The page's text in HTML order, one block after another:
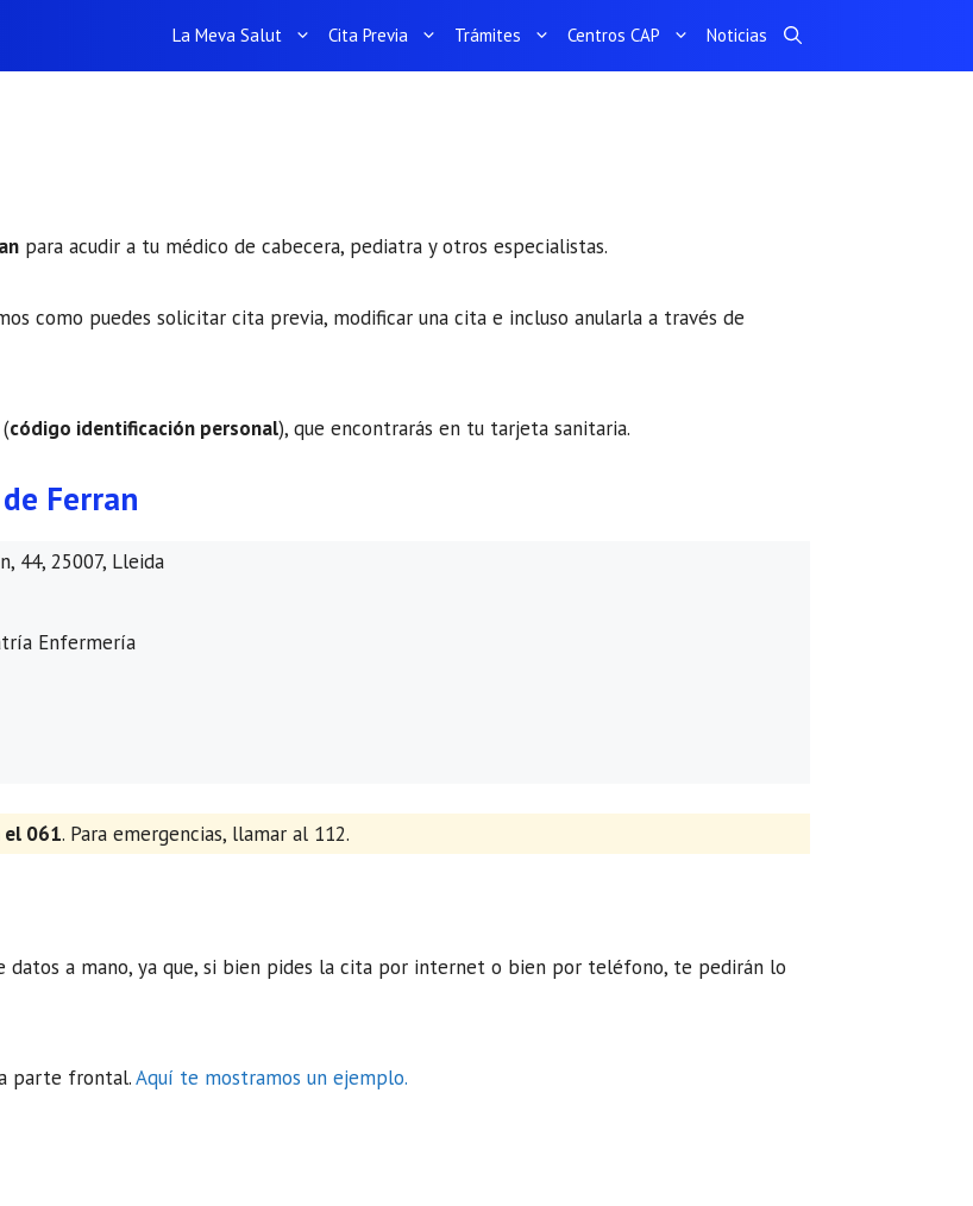
La Meva Salut Cita Previa Trámites Centros CAP Noticias
para acudir a tu médico de cabecera, pediatra y otros especialistas.
como puedes solicitar cita previa, modificar una cita e incluso anularla a través de
código identificación personal), que encontrarás en tu tarjeta sanitaria.
Ferran
44, 25007, Lleida
Enfermería
el 061. Para emergencias, llamar al 112.
a mano, ya que, si bien pides la cita por internet o bien por teléfono, te pedirán lo
parte frontal.Aquí te mostramos un ejemplo.